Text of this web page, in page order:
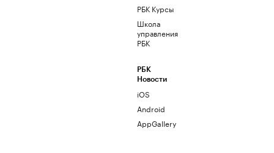
РБК Курсы
Школа
управления
РБК
РБК
Новости
iOS
Android
AppGallery